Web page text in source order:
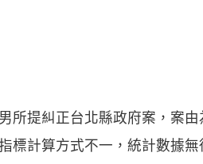
所提糾正台北縣政府案，案由
標計算方式不一，統計數據無